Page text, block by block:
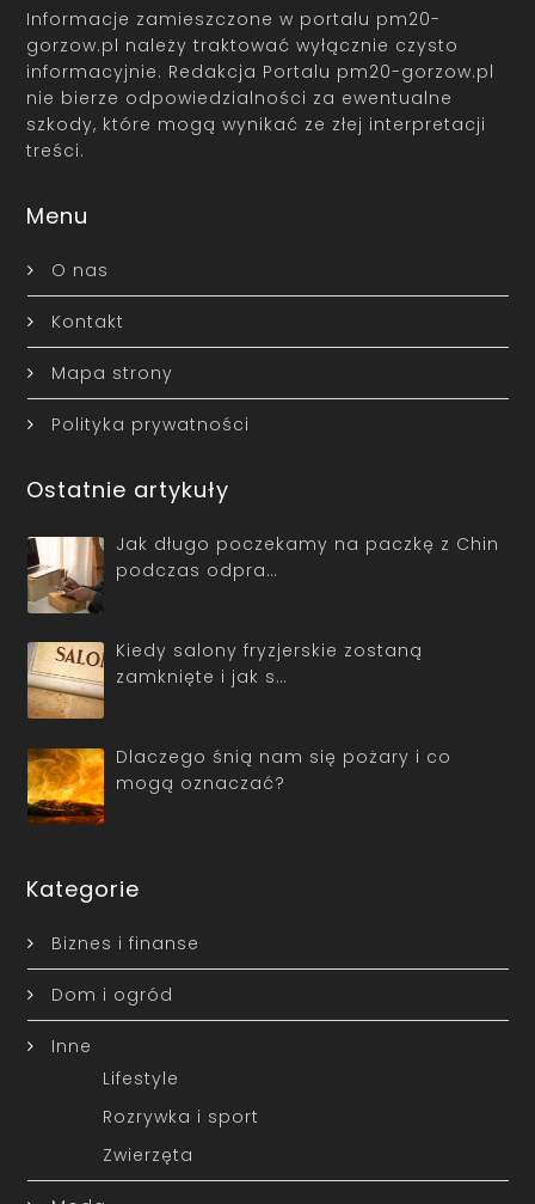
Informacje zamieszczone w portalu pm20-
gorzow.pl należy traktować wyłącznie czysto
informacyjnie. Redakcja Portalu pm20-gorzow.pl
nie bierze odpowiedzialności za ewentualne
szkody, które mogą wynikać ze złej interpretacji
treści.
Menu
O nas
Kontakt
Mapa strony
Polityka prywatności
Ostatnie artykuły
Jak długo poczekamy na paczkę z Chin
podczas odpra…
Kiedy salony fryzjerskie zostaną
zamknięte i jak s…
Dlaczego śnią nam się pożary i co
mogą oznaczać?
Kategorie
Biznes i finanse
Dom i ogród
Inne
Lifestyle
Rozrywka i sport
Zwierzęta